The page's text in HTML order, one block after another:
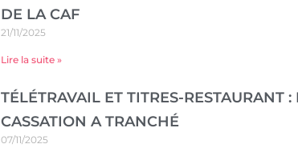
DE LA CAF
21/11/2025
Lire la suite »
TÉLÉTRAVAIL ET TITRES-RESTAURANT
CASSATION A TRANCHÉ
07/11/2025